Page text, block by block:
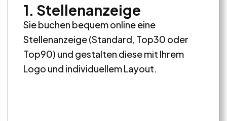
1. Stellenanzeige
Sie buchen bequem online eine
Stellenanzeige (Standard, Top30 oder
Top90) und gestalten diese mit Ihrem
Logo und individuellem Layout.